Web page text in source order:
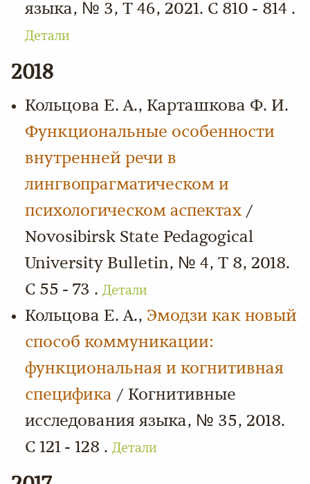
языка, № 3, Т 46, 2021. С 810 - 814 .
Детали
2018
Кольцова Е. А., Карташкова Ф. И.
Функциональные особенности
внутренней речи в
лингвопрагматическом и
психологическом аспектах /
Novosibirsk State Pedagogical
University Bulletin, № 4, Т 8, 2018.
С 55 - 73 . Детали
Кольцова Е. А., Эмодзи как новый
способ коммуникации:
функциональная и когнитивная
специфика / Когнитивные
исследования языка, № 35, 2018.
С 121 - 128 . Детали